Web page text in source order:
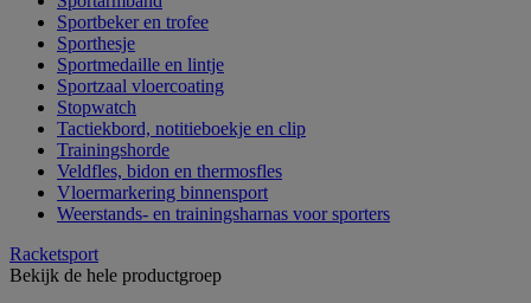
Sportbeker en trofee
Sporthesje
Sportmedaille en lintje
Sportzaal vloercoating
Stopwatch
Tactiekbord, notitieboekje en clip
Trainingshorde
Veldfles, bidon en thermosfles
Vloermarkering binnensport
Weerstands- en trainingsharnas voor sporters
Racketsport
Bekijk de hele productgroep